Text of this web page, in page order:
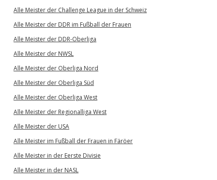
Alle Meister der Challenge League in der Schweiz
Alle Meister der DDR im Fußball der Frauen
Alle Meister der DDR-Oberliga
Alle Meister der NWSL
Alle Meister der Oberliga Nord
Alle Meister der Oberliga Süd
Alle Meister der Oberliga West
Alle Meister der Regionalliga West
Alle Meister der USA
Alle Meister im Fußball der Frauen in Färöer
Alle Meister in der Eerste Divisie
Alle Meister in der NASL